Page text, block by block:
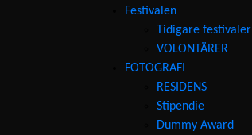
Festivalen
Tidigare festivaler
VOLONTÄRER
FOTOGRAFI
RESIDENS
Stipendie
Dummy Award